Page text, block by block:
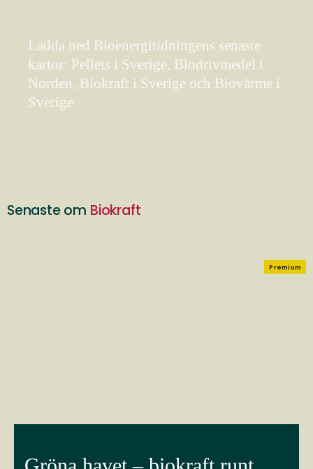
Ladda ned Bioenergitidningens senaste
kartor: Pellets i Sverige, Biodrivmedel i
Norden, Biokraft i Sverige och Biovärme i
Sverige.
Senaste om Biokraft
Premium